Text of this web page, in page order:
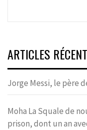
ARTICLES
Jorge Messi, le père
Moha La Squale de
prison, dont un an